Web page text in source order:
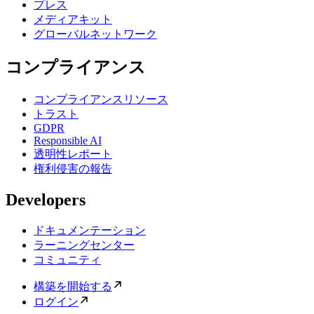
プレス
メディアキット
グローバルネットワーク
コンプライアンス
コンプライアンスリソース
トラスト
GDPR
Responsible AI
透明性レポート
権利侵害の報告
Developers
ドキュメンテーション
ラーニングセンター
コミュニティ
構築を開始する
ログイン